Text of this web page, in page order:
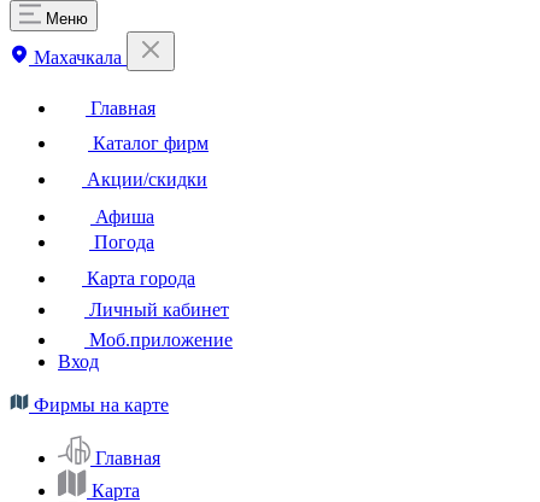
Меню
Махачкала
Главная
Каталог фирм
Акции/скидки
Афиша
Погода
Карта города
Личный кабинет
Моб.приложение
Вход
Фирмы на карте
Главная
Карта